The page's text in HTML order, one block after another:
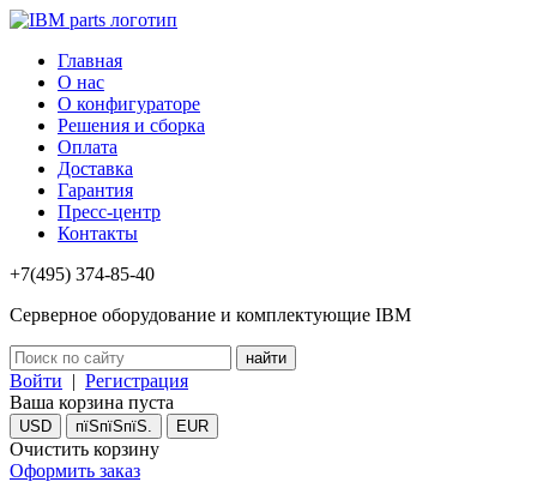
Главная
О нас
О конфигураторе
Решения и сборка
Оплата
Доставка
Гарантия
Пресс-центр
Контакты
+7(495) 374-85-40
Серверное оборудование и комплектующие IBM
Войти | Регистрация
Ваша корзина пуста
USD пїЅпїЅпїЅ. EUR
Очистить корзину
Оформить заказ